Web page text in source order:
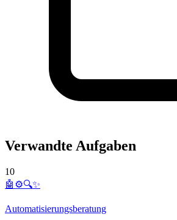
Verwandte Aufgaben
10
🤖⚙️🔍✨
Automatisierungsberatung